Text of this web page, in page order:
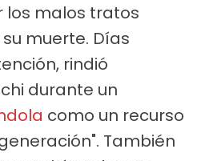
los malos tratos
muerte. Días
rindió
durante un
como un recurso
También